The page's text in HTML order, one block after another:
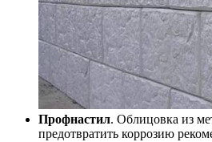
Профнастил. Облицовка из
предотвратить коррозию